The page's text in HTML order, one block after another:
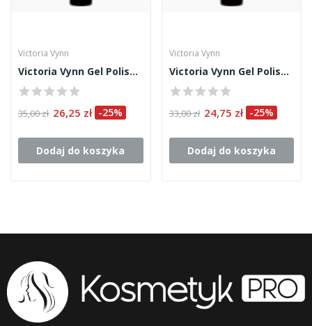
Victoria Vynn
Victoria Vynn Gel Polish 383 8ml
35,00 zł 26,25 zł -25%
Dodaj do koszyka
Victoria Vynn
Victoria Vynn Gel Polish 039
33,00 zł 24,75 zł -25%
Dodaj do koszyka